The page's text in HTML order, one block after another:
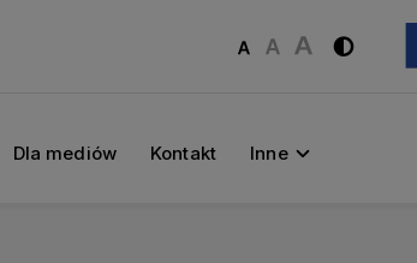
Dla mediów Kontakt Inne